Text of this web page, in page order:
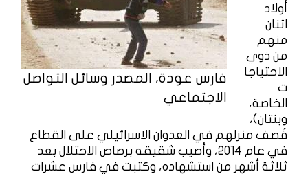
فارس عودة، المصدر وسائل التواصل
الاجتماعي
أولاد
اثنان
منهم
من ذوي
الاحتياجا
ت
الخاصة،
وبنتان)،
قُصف منزلهم في العدوان الاسرائيلي على القطاع
في عام 2014، وأصيب شقيقه برصاص الاحتلال بعد
ثلاثة أشهر من استشهاده، وكتبت في فارس عشرات